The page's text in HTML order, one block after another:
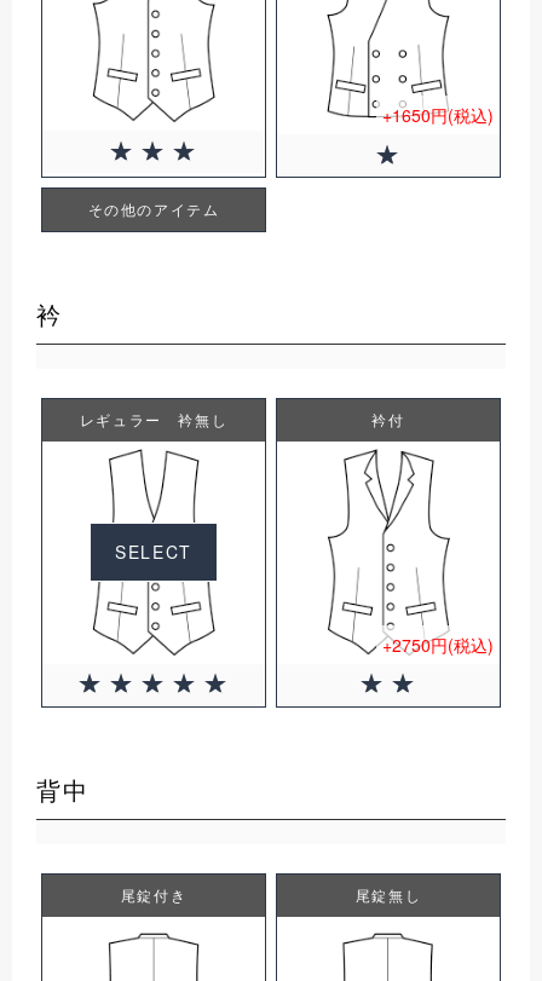
+1650円(税込)
その他のアイテム
衿
レギュラー 衿無し
SELECT
衿付
+2750円(税込)
背中
尾錠付き 尾錠無し